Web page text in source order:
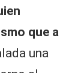
que a
una